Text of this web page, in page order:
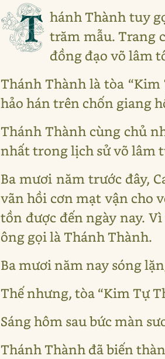
T hánh Thành tuy
trăm mẫu. Trang
đồng đạo võ lâm
Thánh Thành là tòa
hảo hán trên chốn giang
Thánh Thành cùng chủ
nhất trong lịch sử võ lâm
Ba mươi năm trước đây,
vãn hồi cơn mạt vận cho
tồn được đến ngày nay.
ông gọi là Thánh Thành.
Ba mươi năm nay sóng
Thế nhưng, tòa “Kim Tự
Sáng hôm sau bức màn
Thánh Thành đã biến